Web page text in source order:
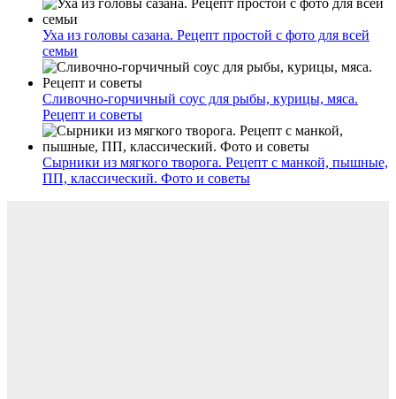
Уха из головы сазана. Рецепт простой с фото для всей
семьи
Сливочно-горчичный соус для рыбы, курицы, мяса.
Рецепт и советы
Сырники из мягкого творога. Рецепт с манкой, пышные,
ПП, классический. Фото и советы